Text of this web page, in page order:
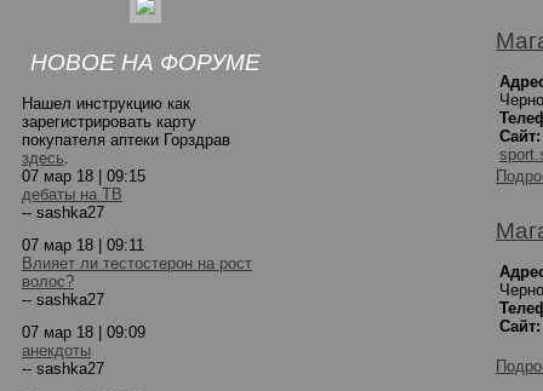
НОВОЕ НА ФОРУМЕ
Нашел инструкцию как
зарегистрировать карту
покупателя аптеки Горздрав
здесь.
07 мар 18 | 09:15
дебаты на ТВ
-- sashka27
07 мар 18 | 09:11
Влияет ли тестостерон на рост
волос?
-- sashka27
07 мар 18 | 09:09
анекдоты
-- sashka27
Сайт:
Сайт: